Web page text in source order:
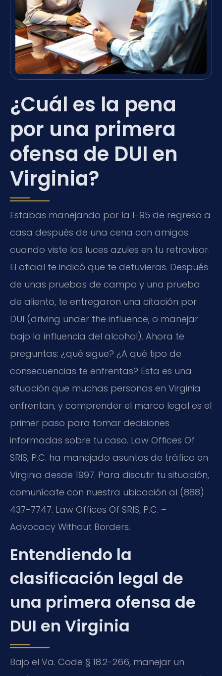
¿Cuál es la pena
por una primera
ofensa de DUI en
Virginia?
Estabas manejando por la I-95 de regreso a
casa después de una cena con amigos
cuando viste las luces azules en tu retrovisor.
El oficial te indicó que te detuvieras. Después
de unas pruebas de campo y una prueba
de aliento, te entregaron una citación por
DUI (driving under the influence, o manejar
bajo la influencia del alcohol). Ahora te
preguntas: ¿qué sigue? ¿A qué tipo de
consecuencias te enfrentas? Esta es una
situación que muchas personas en Virginia
enfrentan, y comprender el marco legal es el
primer paso para tomar decisiones
informadas sobre tu caso. Law Offices Of
SRIS, P.C. ha manejado asuntos de tráfico en
Virginia desde 1997. Para discutir tu situación,
comunícate con nuestra ubicación al (888)
437-7747. Law Offices Of SRIS, P.C. –
Advocacy Without Borders.
Entendiendo la
clasificación legal de
una primera ofensa de
DUI en Virginia
Bajo el Va. Code § 18.2-266, manejar un